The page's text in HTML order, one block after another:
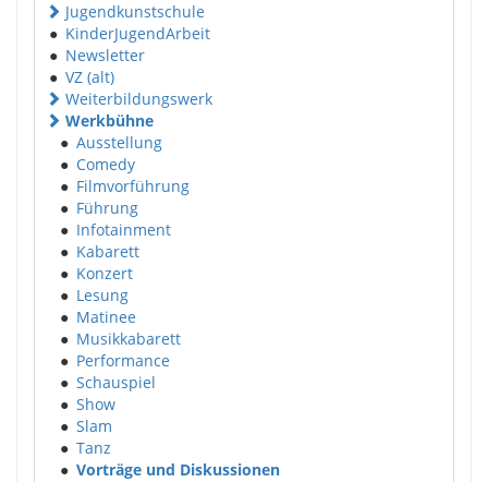
Jugendkunstschule
● KinderJugendArbeit
● Newsletter
● VZ (alt)
Weiterbildungswerk
Werkbühne
● Ausstellung
● Comedy
● Filmvorführung
● Führung
● Infotainment
● Kabarett
● Konzert
● Lesung
● Matinee
● Musikkabarett
● Performance
● Schauspiel
● Show
● Slam
● Tanz
● Vorträge und Diskussionen